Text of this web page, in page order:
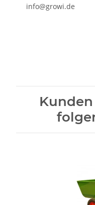
info@growi.de